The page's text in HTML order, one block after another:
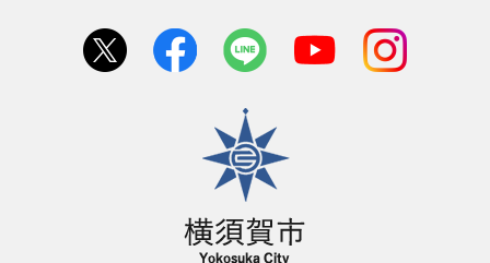
横須賀市